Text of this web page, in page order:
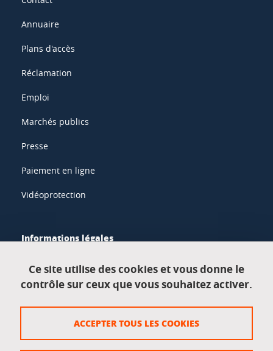
Annuaire
Plans d'accès
Réclamation
Emploi
Marchés publics
Presse
Paiement en ligne
Vidéoprotection
Informations légales
Données personnelles
Crédits
Ce site utilise des cookies et vous donne le
contrôle sur ceux que vous souhaitez activer.
ACCEPTER TOUS LES COOKIES